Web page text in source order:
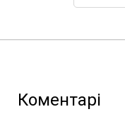
Коментарі